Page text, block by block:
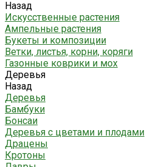
Назад
Искусственные растения
Ампельные растения
Букеты и композиции
Ветки, листья, корни, коряги
Газонные коврики и мох
Деревья
Назад
Деревья
Бамбуки
Бонсаи
Деревья с цветами и плодами
Драцены
Кротоны